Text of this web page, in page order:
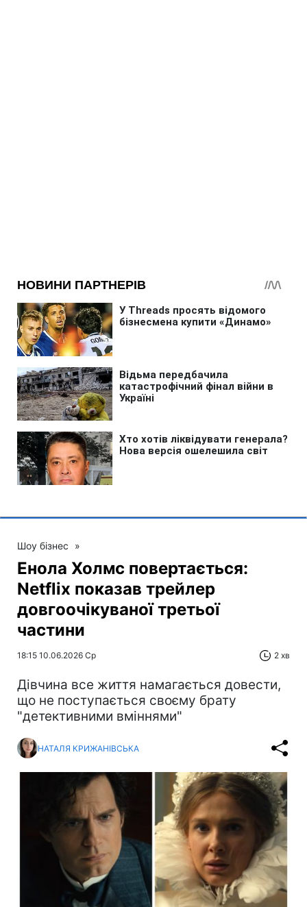
Шоу бізнес »
Енола Холмс повертається:
Netflix показав трейлер
довгоочікуваної третьої
частини
18:15 10.06.2026 Ср 2 хв
Дівчина все життя намагається довести,
що не поступається своєму брату
"детективними вміннями"
НАТАЛЯ КРИЖАНІВСЬКА